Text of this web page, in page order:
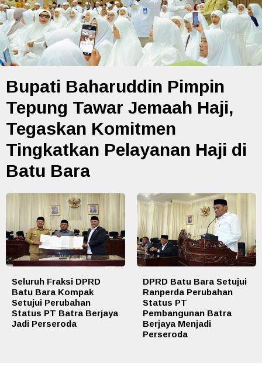
Bupati Baharuddin Pimpin
Tepung Tawar Jemaah Haji,
Tegaskan Komitmen
Tingkatkan Pelayanan Haji di
Batu Bara
Seluruh Fraksi DPRD
Batu Bara Kompak
Setujui Perubahan
Status PT Batra Berjaya
Jadi Perseroda
DPRD Batu Bara Setujui
Ranperda Perubahan
Status PT
Pembangunan Batra
Berjaya Menjadi
Perseroda